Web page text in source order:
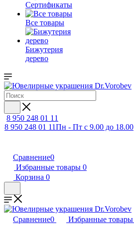
Сертификаты
Все товары
Бижутерия
дерево
8 950 248 01 11
8 950 248 01 11Пн - Пт с 9.00 до 18.00
Сравнение0
Избранные товары 0
Корзина 0
Сравнение0 Избранные товары